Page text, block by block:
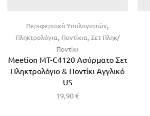
Περιφεριακά Υπολογιστών,
Πληκτρολόγια, Ποντίκια, Σετ Πληκ/
Ποντίκι
Meetion MT-C4120 Ασύρματο Σετ
Πληκτρολόγιο & Ποντίκι Αγγλικό
US
19,90€